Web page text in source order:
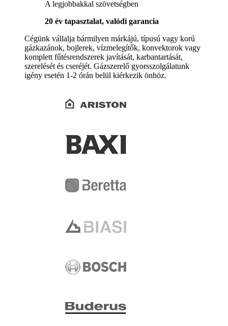
A legjobbakkal szövetségben
20 év tapasztalat, valódi garancia
Cégünk vállalja bármilyen márkájú, típusú vagy korú
gázkazánok, bojlerek, vízmelegítők, konvektorok vagy
komplett fűtésrendszerek javítását, karbantartását,
szerelését és cseréjét. Gázszerelő gyorsszolgálatunk
igény esetén 1-2 órán belül kiérkezik önhöz.